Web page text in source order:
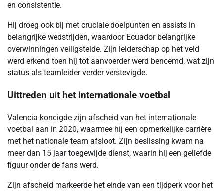
en consistentie.
Hij droeg ook bij met cruciale doelpunten en assists in
belangrijke wedstrijden, waardoor Ecuador belangrijke
overwinningen veiligstelde. Zijn leiderschap op het veld
werd erkend toen hij tot aanvoerder werd benoemd, wat zijn
status als teamleider verder verstevigde.
Uittreden uit het internationale voetbal
Valencia kondigde zijn afscheid van het internationale
voetbal aan in 2020, waarmee hij een opmerkelijke carrière
met het nationale team afsloot. Zijn beslissing kwam na
meer dan 15 jaar toegewijde dienst, waarin hij een geliefde
figuur onder de fans werd.
Zijn afscheid markeerde het einde van een tijdperk voor het